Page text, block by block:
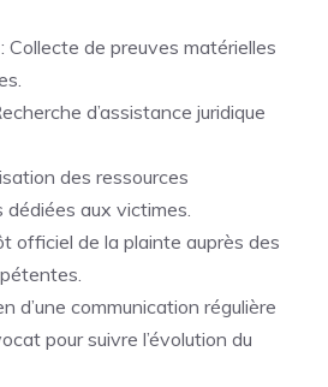
: Collecte de preuves matérielles
d’assistance juridique
des ressources
dédiées aux victimes.
officiel de la plainte auprès des
d’une communication régulière
pour suivre l’évolution du